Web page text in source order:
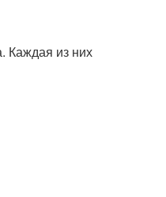
Каждая из них